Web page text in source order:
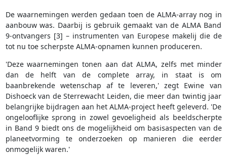
De waarnemingen werden gedaan toen de ALMA-array nog in
aanbouw was. Daarbij is gebruik gemaakt van de ALMA Band
9-ontvangers [3] – instrumenten van Europese makelij die de
tot nu toe scherpste ALMA-opnamen kunnen produceren.
'Deze waarnemingen tonen aan dat ALMA, zelfs met minder
dan de helft van de complete array, in staat is om
baanbrekende wetenschap af te leveren,' zegt Ewine van
Dishoeck van de Sterrewacht Leiden, die meer dan twintig jaar
belangrijke bijdragen aan het ALMA-project heeft geleverd. 'De
ongelooflijke sprong in zowel gevoeligheid als beeldscherpte
in Band 9 biedt ons de mogelijkheid om basisaspecten van de
planeetvorming te onderzoeken op manieren die eerder
onmogelijk waren.'